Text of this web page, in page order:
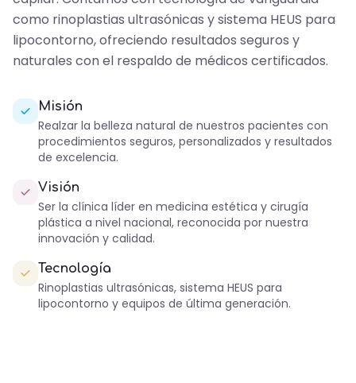
como rinoplastias ultrasónicas y sistema HEUS para
lipocontorno, ofreciendo resultados seguros y
naturales con el respaldo de médicos certificados.
Misión
Realzar la belleza natural de nuestros pacientes con
procedimientos seguros, personalizados y resultados
de excelencia.
Visión
Ser la clínica líder en medicina estética y cirugía
plástica a nivel nacional, reconocida por nuestra
innovación y calidad.
Tecnología
Rinoplastias ultrasónicas, sistema HEUS para
lipocontorno y equipos de última generación.